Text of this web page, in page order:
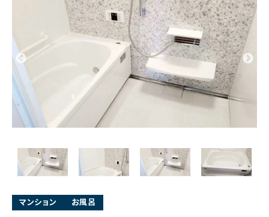
マンション お風呂